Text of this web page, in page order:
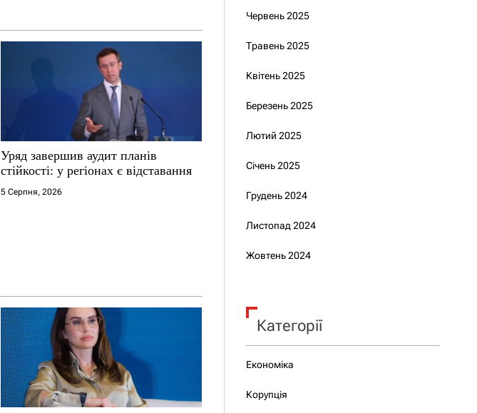
Уряд завершив аудит планів
стійкості: у регіонах є відставання
5 Серпня, 2026
Червень 2025
Травень 2025
Квітень 2025
Березень 2025
Лютий 2025
Січень 2025
Грудень 2024
Листопад 2024
Жовтень 2024
Категорії
Економіка
Корупція